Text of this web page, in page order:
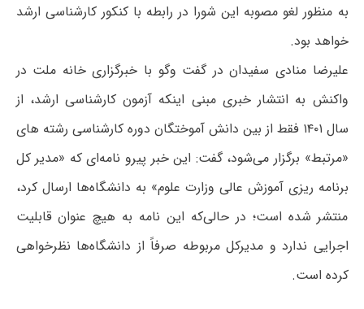
به منظور لغو مصوبه این شورا در رابطه با کنکور کارشناسی ارشد
خواهد بود.
علیرضا منادی سفیدان در گفت وگو با خبرگزاری خانه ملت در
واکنش به انتشار خبری مبنی اینکه آزمون کارشناسی ارشد، از
سال ۱۴۰۱ فقط از بین دانش آموختگان دوره کارشناسی رشته های
«مرتبط» برگزار می‌شود، گفت: این خبر پیرو نامه‌‎ای که «مدیر کل
برنامه ریزی آموزش عالی وزارت علوم» به دانشگاه‌ها ارسال کرد،
منتشر شده است؛ در حالی‌که این نامه به هیچ عنوان قابلیت
اجرایی ندارد و مدیرکل مربوطه صرفاً از دانشگاه‌ها نظرخواهی
کرده است.